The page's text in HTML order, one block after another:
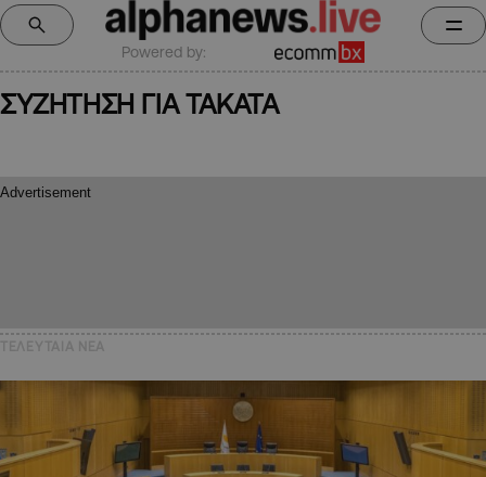
Powered by:
ΣΥΖΗΤΗΣΗ ΓΙΑ TAKATA